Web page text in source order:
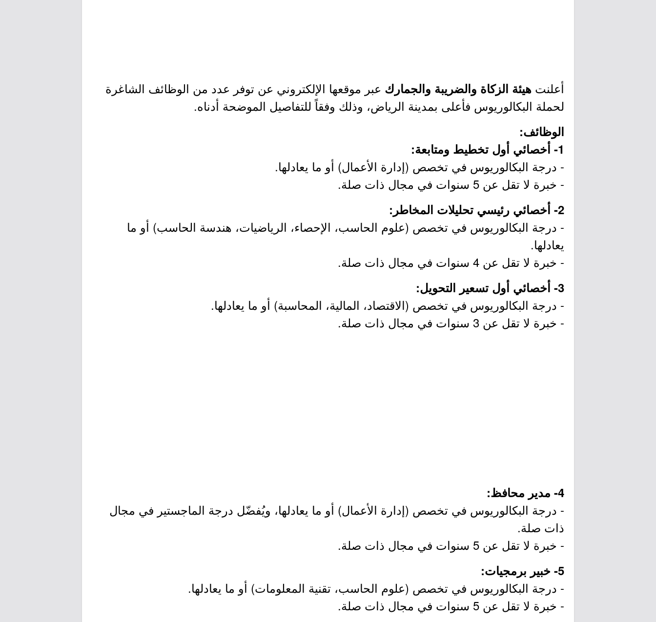
أعلنت هيئة الزكاة والضريبة والجمارك عبر موقعها الإلكتروني عن توفر عدد من الوظائف الشاغرة
لحملة البكالوريوس فأعلى بمدينة الرياض، وذلك وفقاً للتفاصيل الموضحة أدناه.
الوظائف:
1- أخصائي أول تخطيط ومتابعة:
- درجة البكالوريوس في تخصص (إدارة الأعمال) أو ما يعادلها.
- خبرة لا تقل عن 5 سنوات في مجال ذات صلة.
2- أخصائي رئيسي تحليلات المخاطر:
- درجة البكالوريوس في تخصص (علوم الحاسب، الإحصاء، الرياضيات، هندسة الحاسب) أو ما
يعادلها.
- خبرة لا تقل عن 4 سنوات في مجال ذات صلة.
3- أخصائي أول تسعير التحويل:
- درجة البكالوريوس في تخصص (الاقتصاد، المالية، المحاسبة) أو ما يعادلها.
- خبرة لا تقل عن 3 سنوات في مجال ذات صلة.
4- مدير محافظ:
- درجة البكالوريوس في تخصص (إدارة الأعمال) أو ما يعادلها، ويُفضّل درجة الماجستير في مجال
ذات صلة.
- خبرة لا تقل عن 5 سنوات في مجال ذات صلة.
5- خبير برمجيات:
- درجة البكالوريوس في تخصص (علوم الحاسب، تقنية المعلومات) أو ما يعادلها.
- خبرة لا تقل عن 5 سنوات في مجال ذات صلة.